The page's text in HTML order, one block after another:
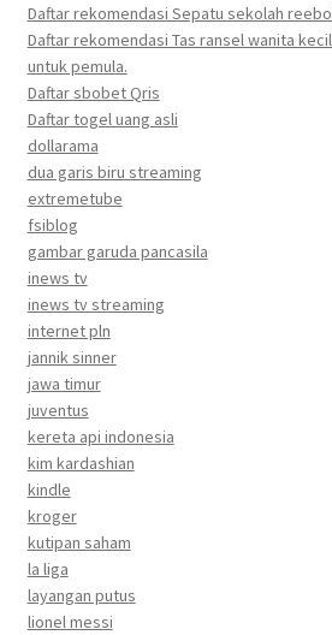
Daftar rekomendasi Sepatu sekolah
Daftar rekomendasi Tas ransel wanita
untuk pemula.
Daftar sbobet Qris
Daftar togel uang asli
dollarama
dua garis biru streaming
extremetube
fsiblog
gambar garuda pancasila
inews tv
inews tv streaming
internet pln
jannik sinner
jawa timur
juventus
kereta api indonesia
kim kardashian
kindle
kroger
kutipan saham
la liga
layangan putus
lionel messi